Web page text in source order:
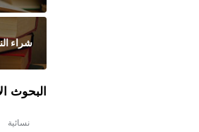
شراء
البحوث
نسائية